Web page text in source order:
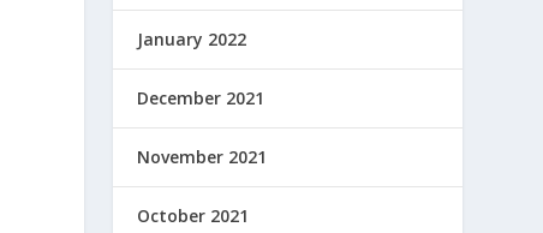
January 2022
December 2021
November 2021
October 2021